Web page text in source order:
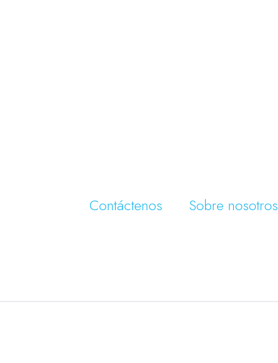
Contáctenos Sobre nosotros